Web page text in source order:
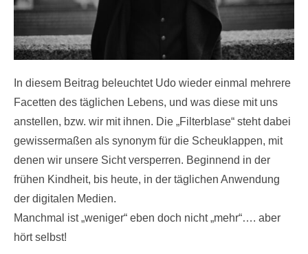
In diesem Beitrag beleuchtet Udo wieder einmal mehrere
Facetten des täglichen Lebens, und was diese mit uns
anstellen, bzw. wir mit ihnen. Die „Filterblase“ steht dabei
gewissermaßen als synonym für die Scheuklappen, mit
denen wir unsere Sicht versperren. Beginnend in der
frühen Kindheit, bis heute, in der täglichen Anwendung
der digitalen Medien.
Manchmal ist „weniger“ eben doch nicht „mehr“…. aber
hört selbst!